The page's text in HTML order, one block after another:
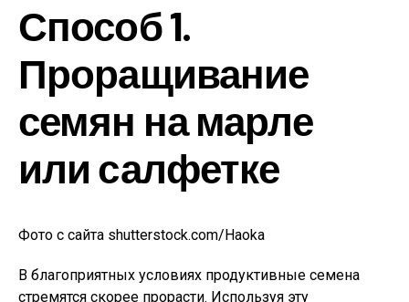
Способ 1.
Проращивание
семян на марле
или салфетке
Фото с сайта shutterstock.com/Haoka
В благоприятных условиях продуктивные семена
стремятся скорее прорасти. Используя эту